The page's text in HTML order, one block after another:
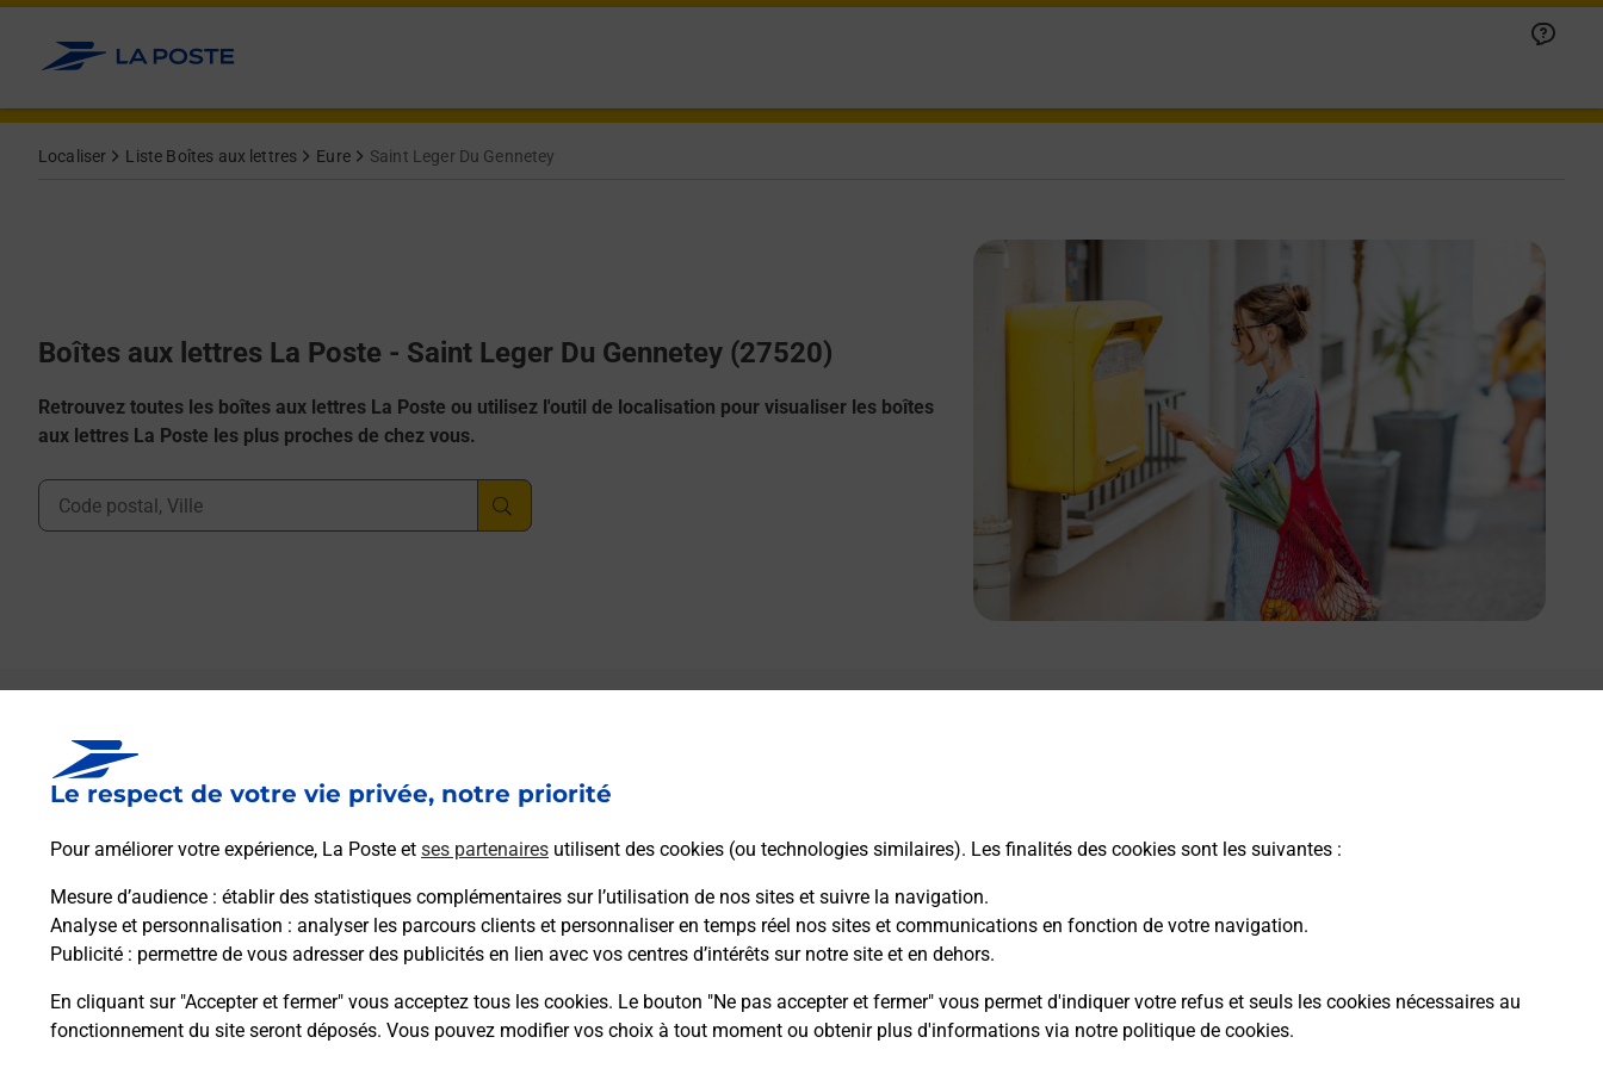
Le respect de votre vie privée, notre priorité
Pour améliorer votre expérience, La Poste et ses partenaires utilisent des cookies (ou technologies similaires). Les finalités des cookies sont les suivantes :
Mesure d’audience : établir des statistiques complémentaires sur l’utilisation de nos sites et suivre la navigation.
Analyse et personnalisation : analyser les parcours clients et personnaliser en temps réel nos sites et communications en fonction de votre navigation.
Publicité : permettre de vous adresser des publicités en lien avec vos centres d’intérêts sur notre site et en dehors.
En cliquant sur "Accepter et fermer" vous acceptez tous les cookies. Le bouton "Ne pas accepter et fermer" vous permet d'indiquer votre refus et seuls les cookies nécessaires au
fonctionnement du site seront déposés. Vous pouvez modifier vos choix à tout moment ou obtenir plus d'informations via notre politique de cookies.
Allez au contenu
Localiser Liste Boîtes aux lettres Eure Saint Leger Du Gennetey
Boîtes aux lettres La Poste - Saint Leger Du Gennetey (27520)
Retrouvez toutes les boîtes aux lettres La Poste ou utilisez l'outil de localisation pour visualiser les boîtes
aux lettres La Poste les plus proches de chez vous.
Ville, Département, Code Postal
Boîte aux lettres La Poste
Prochaine collecte du courrier lundià 09h00
142 Rue De L Eglise
Itinéraire